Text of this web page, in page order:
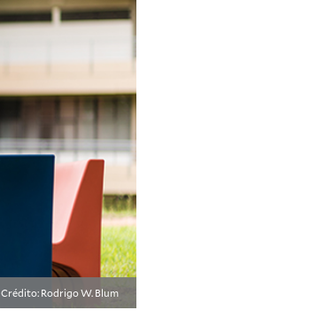
Crédito: Rodrigo W. Blum